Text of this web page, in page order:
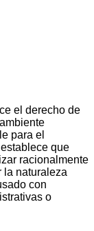
el derecho de
para el
que
racionalmente
la naturaleza
con
o